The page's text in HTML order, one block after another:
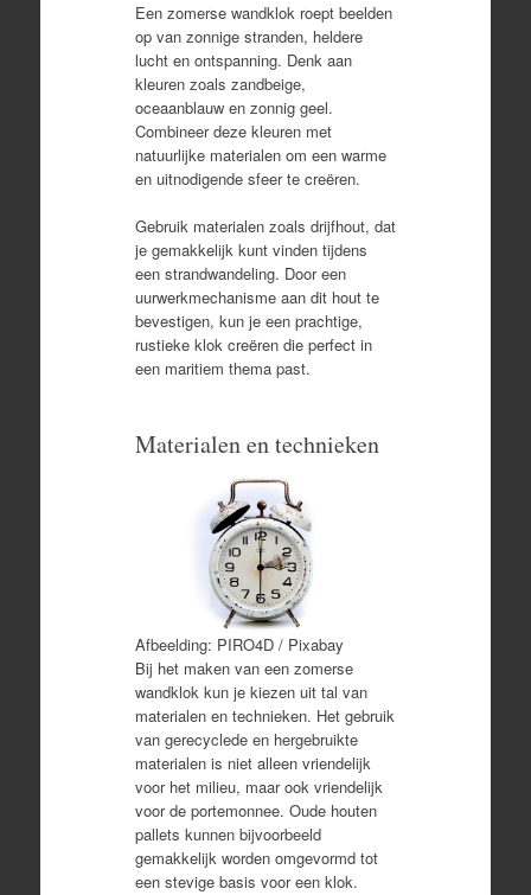
Een zomerse wandklok roept beelden
op van zonnige stranden, heldere
lucht en ontspanning. Denk aan
kleuren zoals zandbeige,
oceaanblauw en zonnig geel.
Combineer deze kleuren met
natuurlijke materialen om een warme
en uitnodigende sfeer te creëren.
Gebruik materialen zoals drijfhout, dat
je gemakkelijk kunt vinden tijdens
een strandwandeling. Door een
uurwerkmechanisme aan dit hout te
bevestigen, kun je een prachtige,
rustieke klok creëren die perfect in
een maritiem thema past.
Materialen en technieken
Afbeelding: PIRO4D / Pixabay
Bij het maken van een zomerse
wandklok kun je kiezen uit tal van
materialen en technieken. Het gebruik
van gerecyclede en hergebruikte
materialen is niet alleen vriendelijk
voor het milieu, maar ook vriendelijk
voor de portemonnee. Oude houten
pallets kunnen bijvoorbeeld
gemakkelijk worden omgevormd tot
een stevige basis voor een klok.